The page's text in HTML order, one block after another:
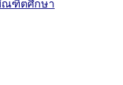
ณฑิตศึกษา